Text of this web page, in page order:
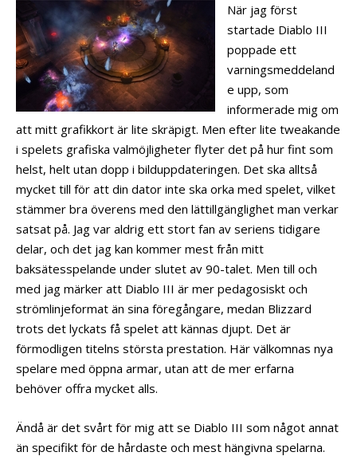
När jag först
startade Diablo III
poppade ett
varningsmeddeland
e upp, som
informerade mig om
att mitt grafikkort är lite skräpigt. Men efter lite tweakande
i spelets grafiska valmöjligheter flyter det på hur fint som
helst, helt utan dopp i bilduppdateringen. Det ska alltså
mycket till för att din dator inte ska orka med spelet, vilket
stämmer bra överens med den lättillgänglighet man verkar
satsat på. Jag var aldrig ett stort fan av seriens tidigare
delar, och det jag kan kommer mest från mitt
baksätesspelande under slutet av 90-talet. Men till och
med jag märker att Diablo III är mer pedagosiskt och
strömlinjeformat än sina föregångare, medan Blizzard
trots det lyckats få spelet att kännas djupt. Det är
förmodligen titelns största prestation. Här välkomnas nya
spelare med öppna armar, utan att de mer erfarna
behöver offra mycket alls.
Ändå är det svårt för mig att se Diablo III som något annat
än specifikt för de hårdaste och mest hängivna spelarna.